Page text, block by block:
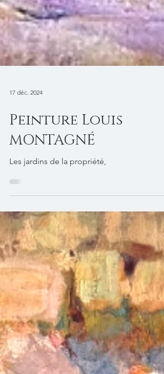
17 déc. 2024
Peinture Louis
MONTAGNÉ
Les jardins de la propriété,